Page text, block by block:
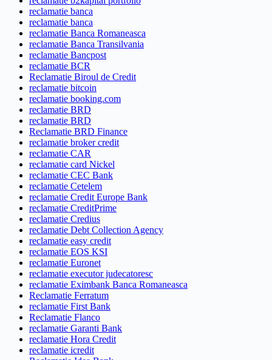
reclamatie banca
reclamatie banca
reclamatie Banca Romaneasca
reclamatie Banca Transilvania
reclamatie Bancpost
reclamatie BCR
Reclamatie Biroul de Credit
reclamatie bitcoin
reclamatie booking.com
reclamatie BRD
reclamatie BRD
Reclamatie BRD Finance
reclamatie broker credit
reclamatie CAR
reclamatie card Nickel
reclamatie CEC Bank
reclamatie Cetelem
reclamatie Credit Europe Bank
reclamatie CreditPrime
reclamatie Credius
reclamatie Debt Collection Agency
reclamatie easy credit
reclamatie EOS KSI
reclamatie Euronet
reclamatie executor judecatoresc
reclamatie Eximbank Banca Romaneasca
Reclamatie Ferratum
reclamatie First Bank
Reclamatie Flanco
reclamatie Garanti Bank
reclamatie Hora Credit
reclamatie icredit